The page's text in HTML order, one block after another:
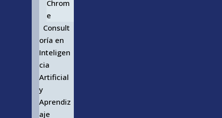
Chrom
e
Consult
oría en
Inteligen
cia
Artificial
y
Aprendiz
aje